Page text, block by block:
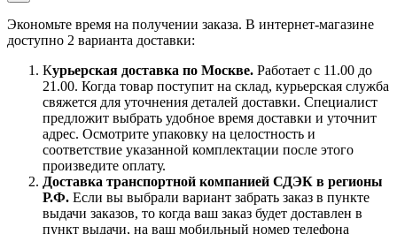
Экономьте время на получении заказа. В интернет-магазине
доступно 2 варианта доставки:
Курьерская доставка по Москве. Работает с 11.00 до
21.00. Когда товар поступит на склад, курьерская служба
свяжется для уточнения деталей доставки. Специалист
предложит выбрать удобное время доставки и уточнит
адрес. Осмотрите упаковку на целостность и
соответствие указанной комплектации после этого
произведите оплату.
Доставка транспортной компанией СДЭК в регионы
Р.Ф. Если вы выбрали вариант забрать заказ в пункте
выдачи заказов, то когда ваш заказ будет доставлен в
пункт выдачи, на ваш мобильный номер телефона